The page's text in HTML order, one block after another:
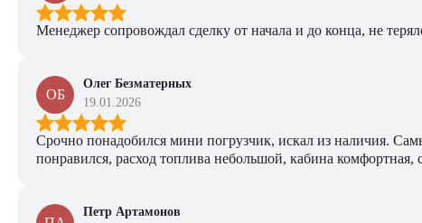
Менеджер сопровождал сделку от начала и до конца, не
ОБ
Олег Безматерных
19.01.2026
Срочно понадобился мини погрузчик, искал из наличия.
понравился, расход топлива небольшой, кабина комфортная,
Петр Артамонов